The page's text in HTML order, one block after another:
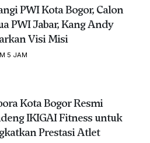
PWI Kota Bogor, Calon
PWI Jabar, Kang Andy
Visi Misi
5 JAM
Kota Bogor Resmi
IKIGAI Fitness untuk
Prestasi Atlet